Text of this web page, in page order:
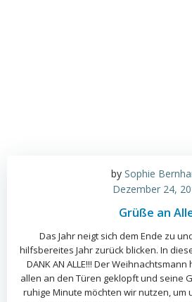
by Sophie
Dezember 24,
Grüße an
Das Jahr neigt sich dem Ende zu
hilfsbereites Jahr zurück blicken. In
DANK AN ALLE!!! Der
allen an den Türen geklopft und seine
ruhige Minute möchten wir nutzen, um